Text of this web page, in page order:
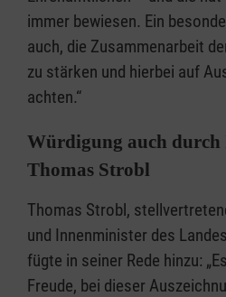
immer bewiesen. Ein
auch, die Zusammenarbeit
zu stärken und hierbei auf
achten.“
Würdigung auch
Thomas Strobl
Thomas Strobl,
und Innenminister des
fügte in seiner Rede hinzu:
Freude, bei dieser